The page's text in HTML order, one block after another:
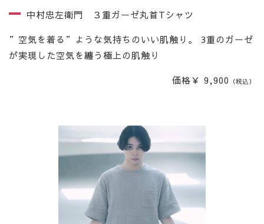
中村忠左衛門 ３重ガーゼ丸首Tシャツ
”空気を着る”ような気持ちのいい肌触り。 3重のガーゼ
が実現した空気を纏う極上の肌触り
価格￥ 9,900 （税込）